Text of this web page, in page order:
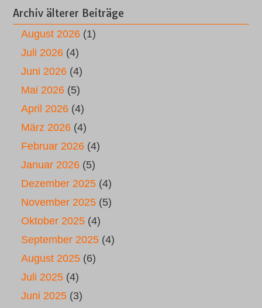
Archiv älterer Beiträge
August 2026 (1)
Juli 2026 (4)
Juni 2026 (4)
Mai 2026 (5)
April 2026 (4)
März 2026 (4)
Februar 2026 (4)
Januar 2026 (5)
Dezember 2025 (4)
November 2025 (5)
Oktober 2025 (4)
September 2025 (4)
August 2025 (6)
Juli 2025 (4)
Juni 2025 (3)